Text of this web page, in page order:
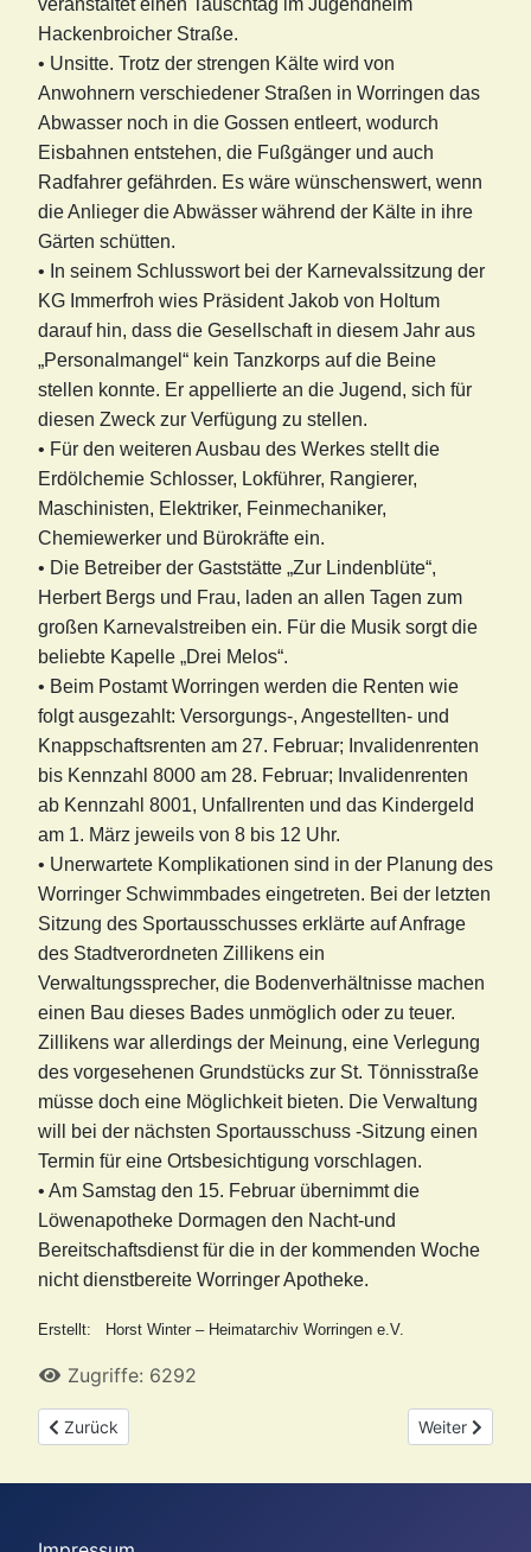
veranstaltet einen Tauschtag im Jugendheim
Hackenbroicher Straße.
• Unsitte. Trotz der strengen Kälte wird von
Anwohnern verschiedener Straßen in Worringen das
Abwasser noch in die Gossen entleert, wodurch
Eisbahnen entstehen, die Fußgänger und auch
Radfahrer gefährden. Es wäre wünschenswert, wenn
die Anlieger die Abwässer während der Kälte in ihre
Gärten schütten.
• In seinem Schlusswort bei der Karnevalssitzung der
KG Immerfroh wies Präsident Jakob von Holtum
darauf hin, dass die Gesellschaft in diesem Jahr aus
„Personalmangel“ kein Tanzkorps auf die Beine
stellen konnte. Er appellierte an die Jugend, sich für
diesen Zweck zur Verfügung zu stellen.
• Für den weiteren Ausbau des Werkes stellt die
Erdölchemie Schlosser, Lokführer, Rangierer,
Maschinisten, Elektriker, Feinmechaniker,
Chemiewerker und Bürokräfte ein.
• Die Betreiber der Gaststätte „Zur Lindenblüte“,
Herbert Bergs und Frau, laden an allen Tagen zum
großen Karnevalstreiben ein. Für die Musik sorgt die
beliebte Kapelle „Drei Melos“.
• Beim Postamt Worringen werden die Renten wie
folgt ausgezahlt: Versorgungs-, Angestellten- und
Knappschaftsrenten am 27. Februar; Invalidenrenten
bis Kennzahl 8000 am 28. Februar; Invalidenrenten
ab Kennzahl 8001, Unfallrenten und das Kindergeld
am 1. März jeweils von 8 bis 12 Uhr.
• Unerwartete Komplikationen sind in der Planung des
Worringer Schwimmbades eingetreten. Bei der letzten
Sitzung des Sportausschusses erklärte auf Anfrage
des Stadtverordneten Zillikens ein
Verwaltungssprecher, die Bodenverhältnisse machen
einen Bau dieses Bades unmöglich oder zu teuer.
Zillikens war allerdings der Meinung, eine Verlegung
des vorgesehenen Grundstücks zur St. Tönnisstraße
müsse doch eine Möglichkeit bieten. Die Verwaltung
will bei der nächsten Sportausschuss -Sitzung einen
Termin für eine Ortsbesichtigung vorschlagen.
• Am Samstag den 15. Februar übernimmt die
Löwenapotheke Dormagen den Nacht-und
Bereitschaftsdienst für die in der kommenden Woche
nicht dienstbereite Worringer Apotheke.
Erstellt: Horst Winter – Heimatarchiv Worringen e.V.
Zugriffe: 6292
Vorheriger Beitrag: Was stand im April 1963 über Worringen im
Zurück Nächster
Weiter